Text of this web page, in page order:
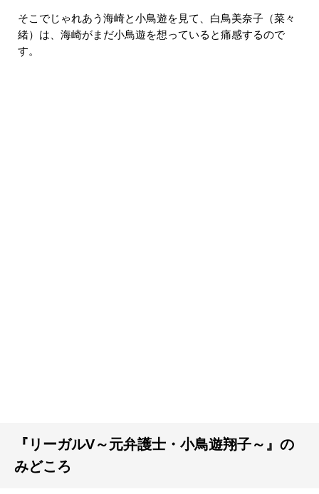
そこでじゃれあう海崎と小鳥遊を見て、白鳥美奈子（菜々
緒）は、海崎がまだ小鳥遊を想っていると痛感するので
す。
『リーガルV～元弁護士・小鳥遊翔子～』の
みどころ